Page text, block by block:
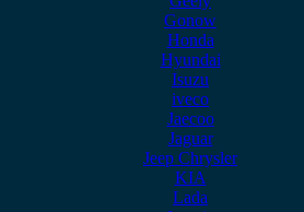
Gonow
Honda
Hyundai
Isuzu
iveco
Jaecoo
Jaguar
Jeep Chrysler
KIA
Lada